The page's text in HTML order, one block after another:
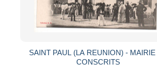
SAINT PAUL (LA REUNION) - MAIRIE
CONSCRITS